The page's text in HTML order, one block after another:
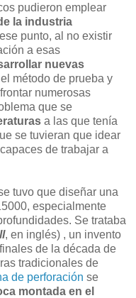
pudieron emplear
la industria
punto, al no existir
a esas
nuevas
método de prueba y
numerosas
que se
a las que tenía
se tuvieran que idear
de trabajar a
tuvo que diseñar una
especialmente
Se trataba
, en inglés) , un invento
de la década de
tradicionales de
de perforación se
montada en el